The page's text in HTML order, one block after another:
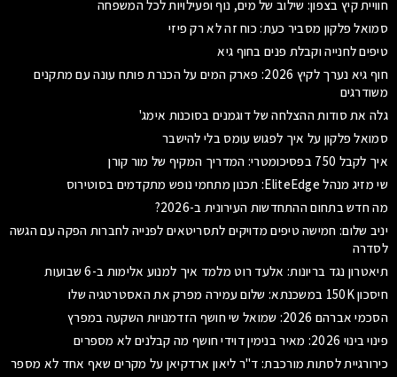
חוויית קיץ בצפון: שילוב של מים, נוף ופעילויות לכל המשפחה
סמואל פלקון מסביר כעת: כוח זה לא רק פיזי
טיפים לחנייה וקבלת פנים בחוף גיא
חוף גיא נערך לקיץ 2026: פארק המים על הכנרת פותח עונה עם מתקנים
משודרגים
גלה את סודות ההצלחה של דוגמנים בסוכנות אימג'
סמואל פלקון על איך לפגוש עומס בלי להישבר
איך לקבל 750 בפסיכומטרי: המדריך המקיף של מור קורן
שי מזיג מנהל EliteEdge: תכנון מתחמי נופש מתקדמים בסוטירוס
מה חדש בתחום ההתחדשות העירונית ב-2026?
יניב שלום: חמישה טיפים מדויקים לתסריטאים לפנייה לחברות הפקה עם הגשה
לסדרה
תיאטרון נגד בריונות: אלעד רוט מלמד איך למנוע אלימות ב-6 שבועות
חיסכון 150K במשכנתא: שלום עמירה מפרק את האסטרטגיה שלו
הסכמי אברהם 2026: שמואל שי חושף הזדמנויות השקעה במפרץ
פינוי בינוי 2026: מאיר בנימין דוידי חושף מה קבלנים לא מספרים
כירורגיית לסתות מורכבת: ד"ר ליאון ארדקיאן על מקרים שאף אחד לא מספר